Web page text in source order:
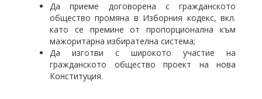
Да приеме договорена с гражданското
общество промяна в Изборния кодекс, вкл.
като се премине от пропорционална към
мажоритарна избирателна система;
Да изготви с широкото участие на
гражданското общество проект на нова
Конституция.